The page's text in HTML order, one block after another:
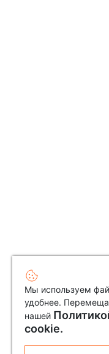
Мы используем
удобнее.
нашей
cookie.